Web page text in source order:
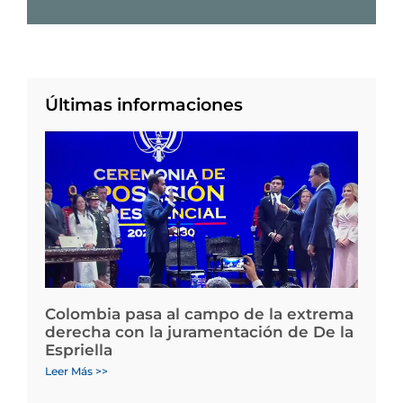
Últimas informaciones
Colombia pasa al campo de la extrema
derecha con la juramentación de De la
Espriella
Leer Más >>